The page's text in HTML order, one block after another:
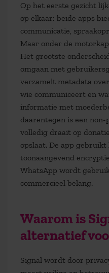
Op het eerste gezicht
op elkaar: beide apps
communicatie,
Maar onder de
Het grootste
omgaan met
verzamelt metadata
wie communiceert en
informatie met
daarentegen is een
volledig draait op
opslaat. De app
toonaangevend
WhatsApp wordt
commercieel belang.
Waarom is
alternatief
Signal wordt door